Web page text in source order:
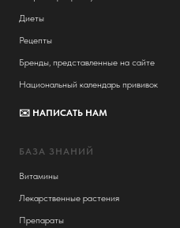
Диеты
Рецепты
Бренды, представленные на сайте
Национальный календарь прививок
✉️ НАПИСАТЬ НАМ
БАЗА ЗНАНИЙ
Витамины
Лекарственные растения
Препараты